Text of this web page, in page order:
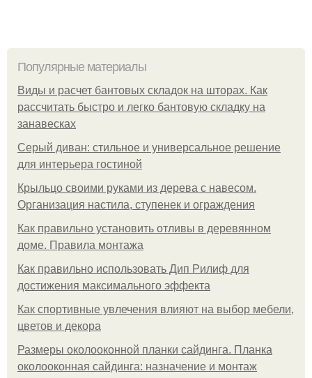
Популярные материалы
Виды и расчет бантовых складок на шторах. Как
рассчитать быстро и легко бантовую складку на
занавесках
Серый диван: стильное и универсальное решение
для интерьера гостиной
Крыльцо своими руками из дерева с навесом.
Организация настила, ступенек и ограждения
Как правильно установить отливы в деревянном
доме. Правила монтажа
Как правильно использовать Дип Рилиф для
достижения максимального эффекта
Как спортивные увлечения влияют на выбор мебели,
цветов и декора
Размеры околооконной планки сайдинга. Планка
околооконная сайдинга: назначение и монтаж